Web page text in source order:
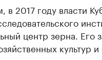
в 2017 году власти
центр зерна. Его
культур